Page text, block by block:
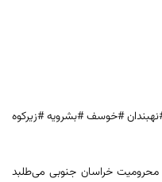
#خوسف #بشرویه #زیرکوه
محرومیت خراسان جنوبی می‌طلبد